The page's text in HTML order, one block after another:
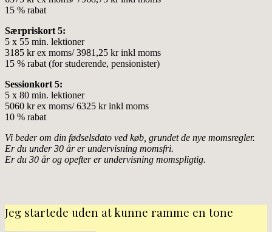
15 % rabat
Særpriskort 5:
5 x 55 min. lektioner
3185 kr ex moms/ 3981,25 kr inkl moms
15 % rabat (for studerende, pensionister)
Sessionkort 5:
5 x 80 min. lektioner
5060 kr ex moms/ 6325 kr inkl moms
10 % rabat
Vi beder om din fødselsdato ved køb, grundet de nye momsregler.
Er du under 30 år er undervisning momsfri.
Er du 30 år og opefter er undervisning momspligtig.
Jeg startede uden at kunne ramme en tone